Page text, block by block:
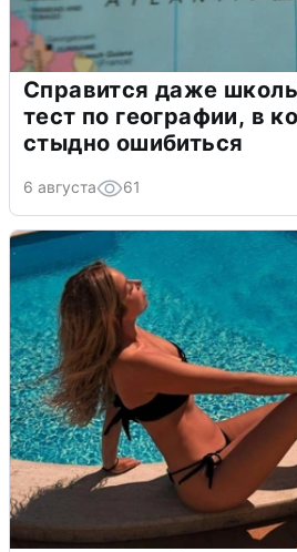
Справится даже
тест по географии, в
стыдно ошибиться
6 августа 61